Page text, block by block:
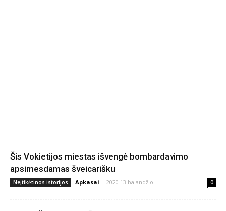
Šis Vokietijos miestas išvengė bombardavimo
apsimesdamas šveicarišku
Neįtikėtinos istorijos Apkasai - 2020 13 balandžio 0